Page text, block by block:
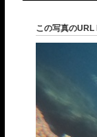
この写真のURL